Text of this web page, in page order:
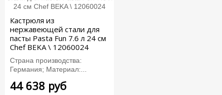
Кастрюля из
нержавеющей стали для
пасты Pasta Fun 7.6 л 24 см
Chef BEKA \ 12060024
Страна производства:
Германия; Материал:...
44 638 руб